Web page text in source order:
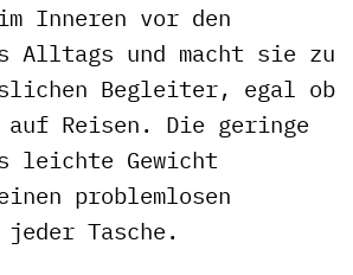
Inneren vor den
Alltags und macht sie zu
Begleiter, egal ob
auf Reisen. Die geringe
leichte Gewicht
problemlosen
Tasche.